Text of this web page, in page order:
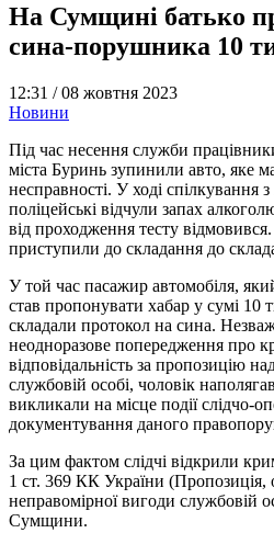
На Сумщині батько
сина-порушника 10
12:31 /08 жовтня 2023
Новини
Під час несення служби
міста Буринь зупинили авто, яке
несправності. У ході спілкування
поліцейські відчули запах
від проходження тесту
приступили до складання до
У той час пасажир автомобіля,
став пропонувати хабар у сумі 10
складали протокол на сина.
неодноразове попередження про
відповідальність за пропозицію
службовій особі, чоловік
викликали на місце події слідчо-
документування даного
За цим фактом слідчі відкрили
1 ст. 369 КК України (Пропозиція,
неправомірної вигоди службовій
Сумщини.